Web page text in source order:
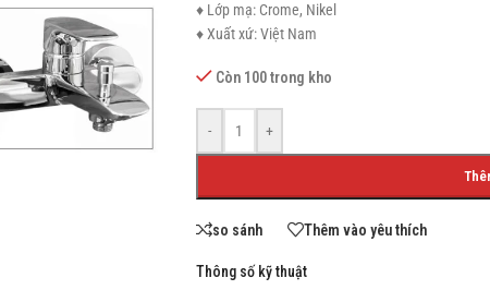
SHOP LAYOUTS
Hidden sidebar
HOT
Small categories menu
Products list view
With background
♦ Lớp mạ: Crome, Nikel
♦ Xuất xứ: Việt Nam
Còn 100 trong kho
- +
so sánh Thêm vào yêu thích
Thông số kỹ thuật